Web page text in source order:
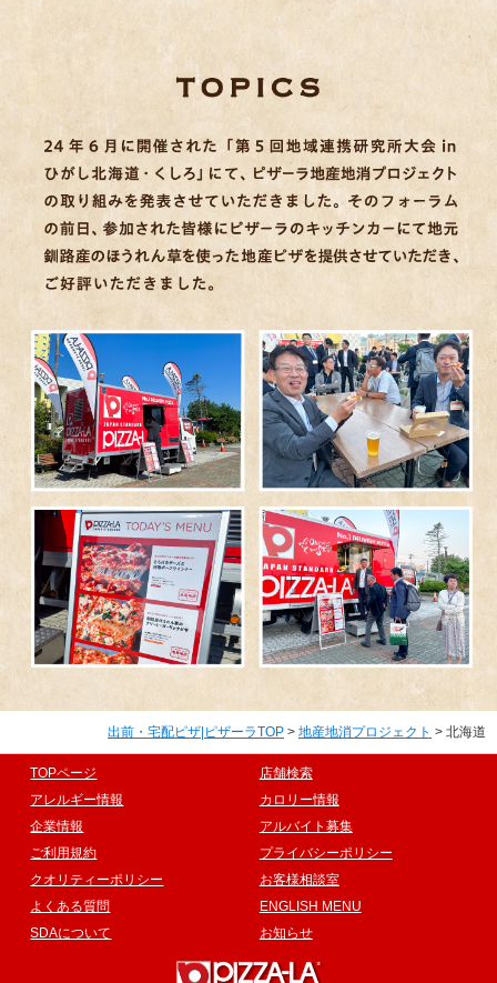
出前・宅配ピザ|ピザーラTOP > 地産地消プロジェクト > 北海道
TOPページ
店舗検索
アレルギー情報
カロリー情報
企業情報
アルバイト募集
ご利用規約
プライバシーポリシー
クオリティーポリシー
お客様相談室
よくある質問
ENGLISH MENU
SDAについて
お知らせ